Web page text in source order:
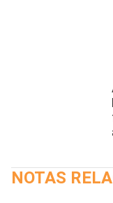
NOTAS